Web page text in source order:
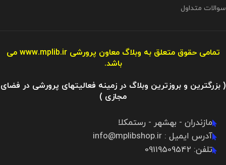
سوالات متداول
تمامی حقوق متعلق به وبلاگ معاون پرورشیwww.mplib.ir می
باشد.
( بزرگترین و بروزترین وبلاگ در زمینه فعالیتهای پرورشی در فضای
مجازی )
مازندران - بهشهر - رستمکلا
آدرس ایمیل : info@mplibshop.ir
تلفن: 09119509542​